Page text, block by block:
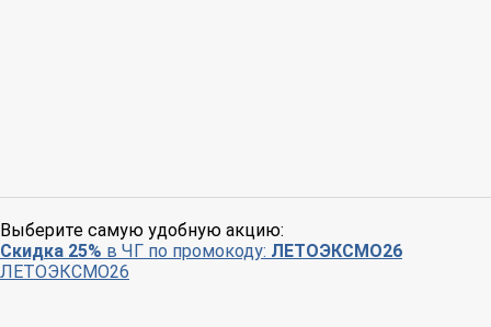
Выберите самую удобную акцию:
Скидка 25% в ЧГ по промокоду: ЛЕТОЭКСМО26
ЛЕТОЭКСМО26